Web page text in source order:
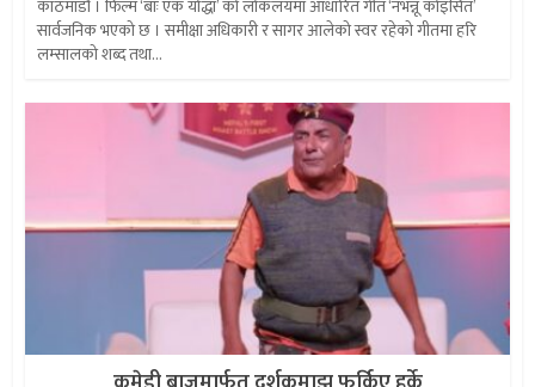
काठमाडौं । फिल्म ‘बाः एक योद्धा’ को लोकलयमा आधारित गीत ‘नभन्नू कोइसित’
सार्वजनिक भएको छ । समीक्षा अधिकारी र सागर आलेको स्वर रहेको गीतमा हरि
लम्सालको शब्द तथा...